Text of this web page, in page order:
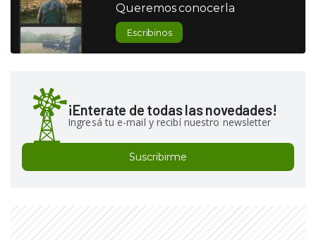
Queremos conocerla
Escribinos
¡Enterate de todas las novedades!
Ingresá tu e-mail y recibí nuestro newsletter
Suscribirme